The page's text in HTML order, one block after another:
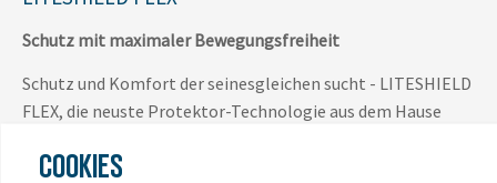
Schutz mit maximaler Bewegungsfreiheit
Schutz und Komfort der seinesgleichen sucht - LITESHIELD
FLEX, die neuste Protektor-Technologie aus dem Hause
und Bewegungsfreiheit.
COOKIES